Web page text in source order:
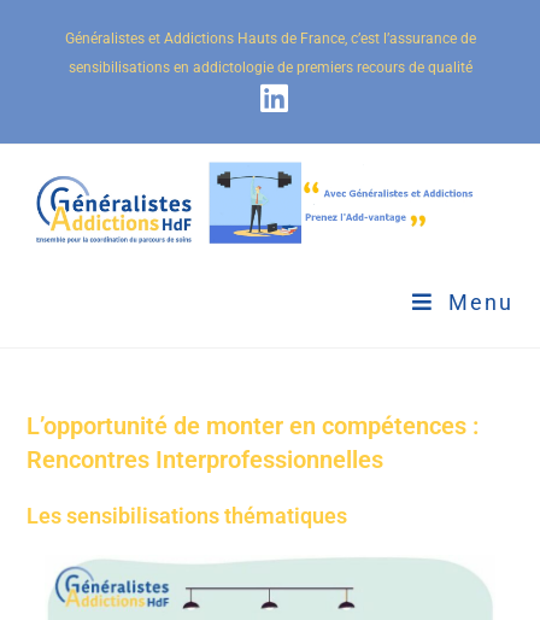
Généralistes et Addictions Hauts de France, c’est l’assurance de
sensibilisations en addictologie de premiers recours de qualité
Menu
L’opportunité de monter en compétences :
Rencontres Interprofessionnelles
Les sensibilisations thématiques